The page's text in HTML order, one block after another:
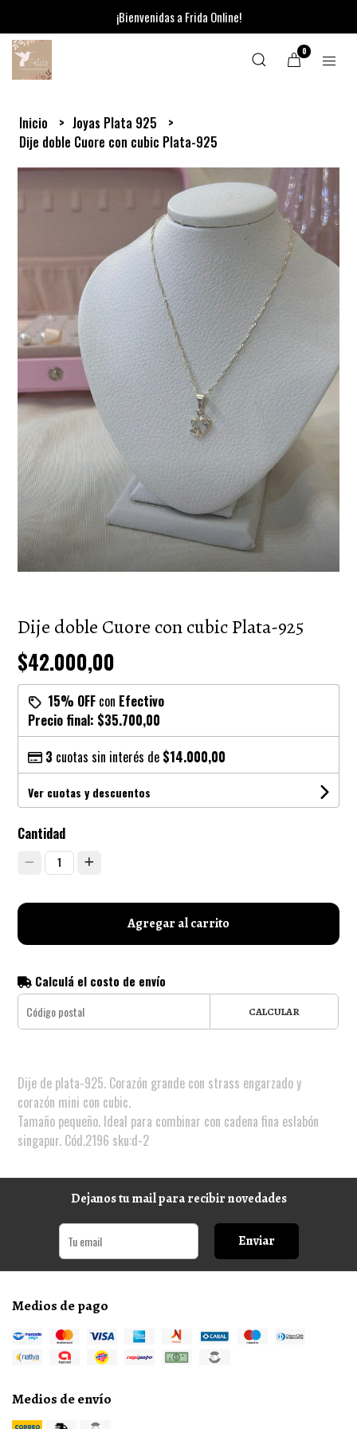
¡Bienvenidas a Frida Online!
0
Inicio
Joyas Plata 925
Dije doble Cuore con cubic Plata-925
Dije doble Cuore con cubic Plata-925
$42.000,00
15% OFF con Efectivo
Precio final: $35.700,00
3 cuotas sin interés de $14.000,00
Ver cuotas y descuentos
Cantidad
1
Agregar al carrito
Calculá el costo de envío
CALCULAR
Dije de plata-925. Corazón grande con strass engarzado y
corazón mini con cubic.
Tamaño pequeño. Ideal para combinar con cadena fina eslabón
singapur. Cód.2196 sku:d-2
Dejanos tu mail para recibir novedades
Enviar
Medios de pago
Medios de envío